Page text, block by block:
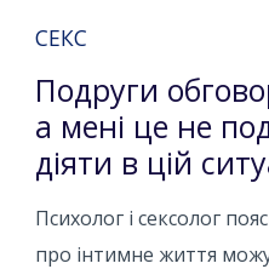
СЕКС
Подруги
а мені це не
діяти в цій
Психолог і сексолог
про інтимне життя